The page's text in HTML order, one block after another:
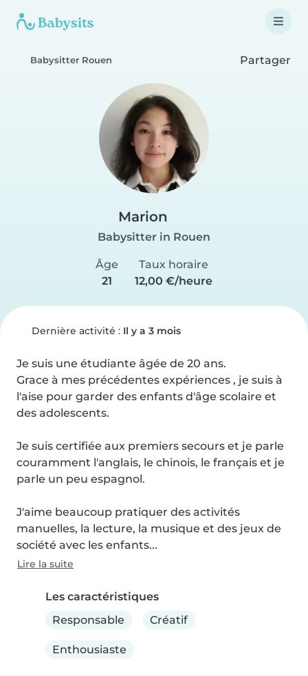
Babysitter Rouen Partager
Marion
Babysitter in Rouen
Âge
21
Taux horaire
12,00 €/heure
Dernière activité : Il y a 3 mois
Je suis une étudiante âgée de 20 ans.
Grace à mes précédentes expériences , je suis à
l'aise pour garder des enfants d'âge scolaire et
des adolescents.
Je suis certifiée aux premiers secours et je parle
couramment l'anglais, le chinois, le français et je
parle un peu espagnol.
J'aime beaucoup pratiquer des activités
manuelles, la lecture, la musique et des jeux de
société avec les enfants...
Lire la suite
Les caractéristiques
Responsable
Créatif
Enthousiaste